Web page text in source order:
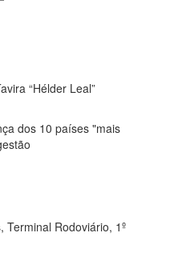
“Hélder Leal”
dos 10 países "mais
Terminal Rodoviário, 1º